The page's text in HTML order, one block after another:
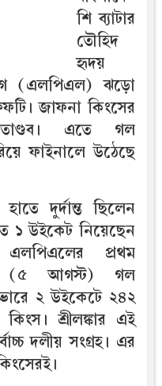
শি ব্যাটার
তৌহিদ
হৃদয়
(এলপিএল) ঝড়ো
জাফনা কিংসের
তাণ্ডব। এতে গল
ফাইনালে উঠেছে
দুর্দান্ত ছিলেন
১ উইকেট নিয়েছেন
প্রথম
(৫ আগস্ট) গল
২ উইকেটে ২৪২
শ্রীলঙ্কার এই
দলীয় সংগ্রহ। এর